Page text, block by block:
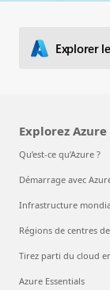
Explorer
Explorez Azure
Qu’est-ce qu’Azure ?
Démarrage avec
Infrastructure
Régions de centres
Tirez parti du cloud
Azure Essentials